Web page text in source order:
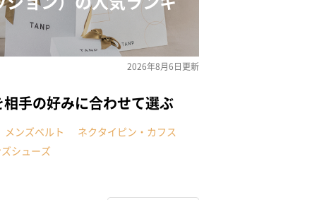
2026年8月6日更新
手の好みに合わせて選ぶ
メンズベルト
ネクタイピン・カフス
シューズ